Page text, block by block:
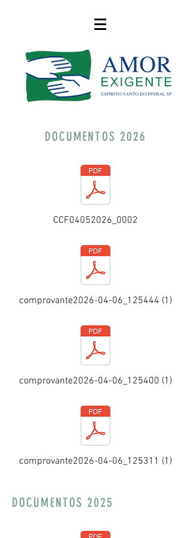
DOCUMENTOS 2026
CCF04052026_0002
comprovante2026-04-06_125444 (1)
comprovante2026-04-06_125400 (1)
comprovante2026-04-06_125311 (1)
DOCUMENTOS 2025